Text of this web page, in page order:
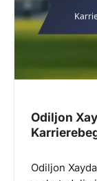
a
t
o
Odiljon
Odiljon